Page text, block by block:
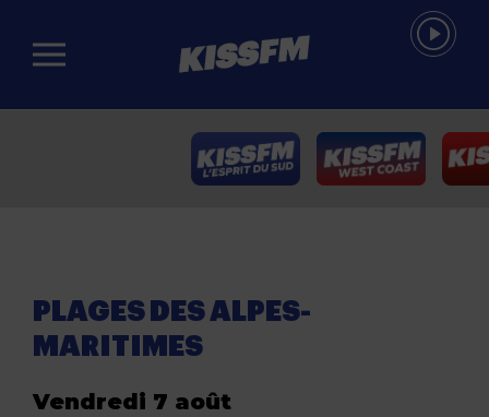
Passer au contenu principal
PLAGES DES ALPES-
MARITIMES
Vendredi 7 août